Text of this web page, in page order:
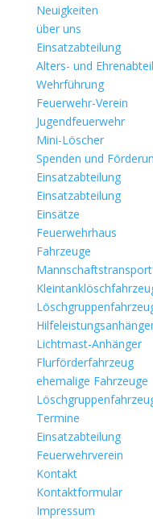
Neuigkeiten
über uns
Einsatzabteilung
Alters- und
Wehrführung
Feuerwehr-Verein
Jugendfeuerwehr
Mini-Löscher
Spenden und
Einsatzabteilung
Einsatzabteilung
Einsätze
Feuerwehrhaus
Fahrzeuge
Lichtmast-Anhänger
Flurförderfahrzeug
ehemalige Fahrzeuge
Termine
Einsatzabteilung
Feuerwehrverein
Kontakt
Kontaktformular
Impressum